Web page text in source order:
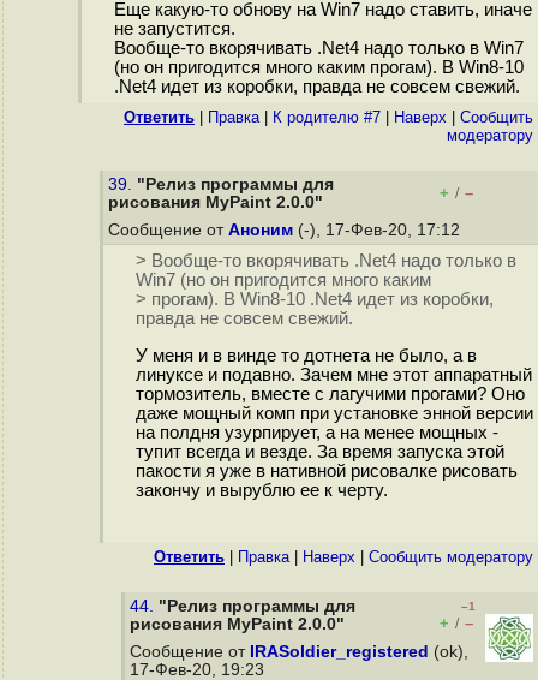
Еще какую-то обнову на Win7 надо ставить, иначе
не запустится.
Вообще-то вкорячивать .Net4 надо только в Win7
(но он пригодится много каким прогам). В Win8-10
.Net4 идет из коробки, правда не совсем свежий.
Ответить Правка| К родителю #7 Наверх
Cообщить
модератору
39. "Релиз программы для
рисования MyPaint 2.0.0"
+ / –
Сообщение от Аноним (-), 17-Фев-20, 17:12
> Вообще-то вкорячивать .Net4 надо только в
Win7 (но он пригодится много каким
> прогам). В Win8-10 .Net4 идет из коробки,
правда не совсем свежий.
У меня и в винде то дотнета не было, а в
линуксе и подавно. Зачем мне этот аппаратный
тормозитель, вместе с лагучими прогами? Оно
даже мощный комп при установке энной версии
на полдня узурпирует, а на менее мощных -
тупит всегда и везде. За время запуска этой
пакости я уже в нативной рисовалке рисовать
закончу и вырублю ее к черту.
Ответить Правка| Наверх Cообщить модератору
44. "Релиз программы для
рисования MyPaint 2.0.0"
–1
+ / –
Сообщение от
IRASoldier_registered (ok),
17-Фев-20, 19:23